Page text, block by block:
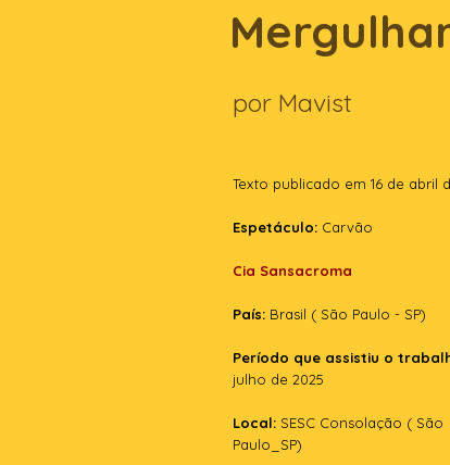
por Mavist
Texto publicado em 16 de abril
Espetáculo: Carvão
Cia Sansacroma
País: Brasil ( São Paulo - SP)
Período que assistiu o
julho de 2025
Local: SESC Consolação ( São
Paulo_SP)